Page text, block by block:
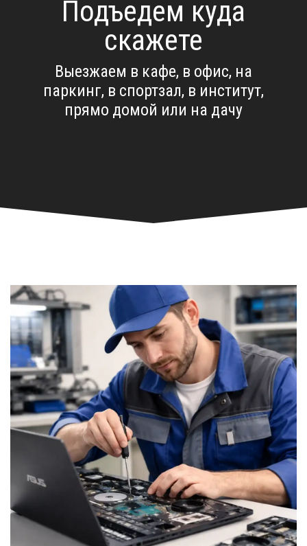
Подъедем куда
скажете
Выезжаем в кафе, в офис, на
паркинг, в спортзал, в институт,
прямо домой или на дачу